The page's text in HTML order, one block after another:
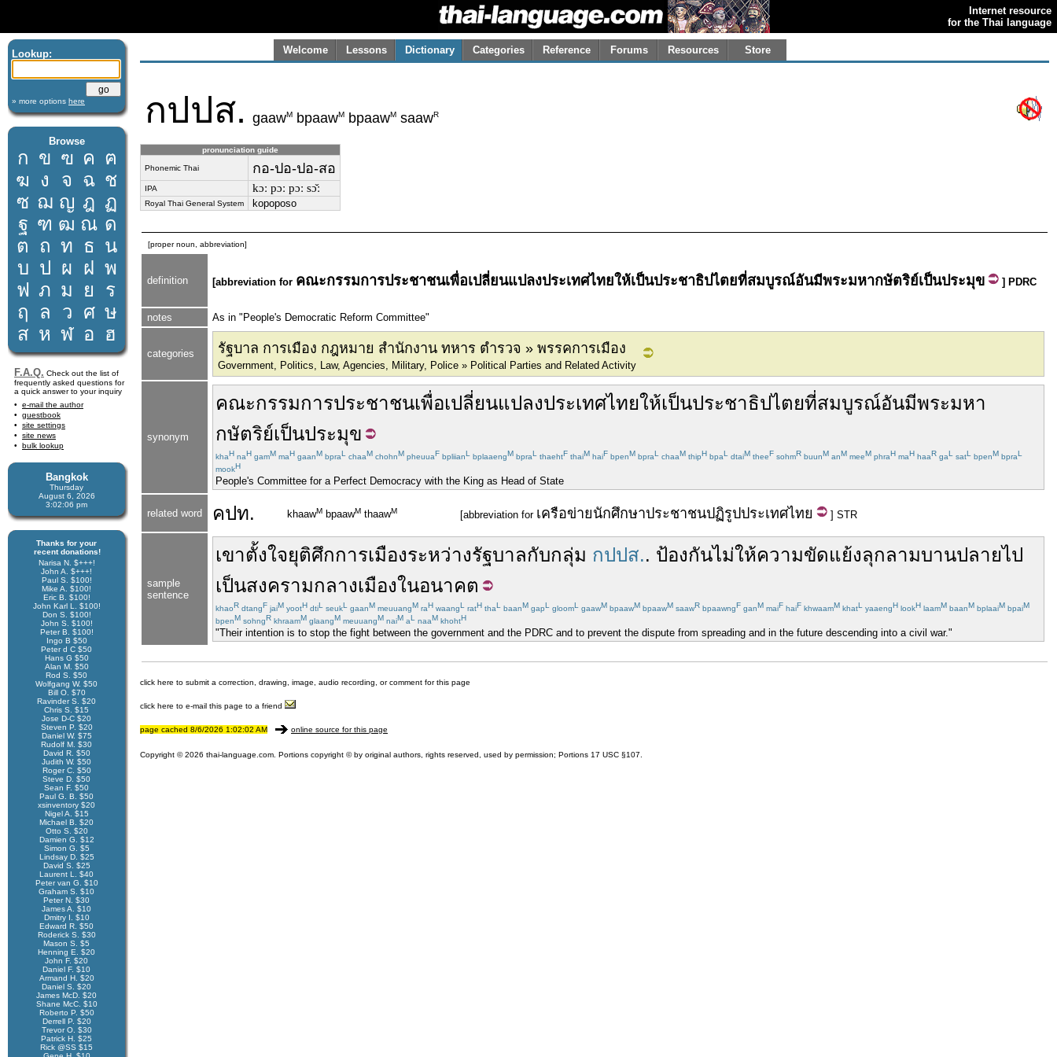
Internet resource
for the Thai language
Lookup:
» more options here
Browse
ก ข ฃ ค ฅ
ฆ ง จ ฉ ช
ซ ฌ ญ ฎ ฏ
ฐ ฑ ฒ ณ ด
ต ถ ท ธ น
บ ป ผ ฝ พ
ฟ ภ ม ย
ร
ฤ
ล ว ศ ษ
ส ห ฬ อ ฮ
F.A.Q. Check out the list of
frequently asked questions for
a quick answer to your inquiry
e-mail the author
guestbook
site settings
site news
bulk lookup
Bangkok
Thursday
August 6, 2026
3:02:06 pm
Thanks for your
recent donations!
Narisa N. $+++!
John A. $+++!
Paul S. $100!
Mike A. $100!
Eric B. $100!
John Karl L. $100!
Don S. $100!
John S. $100!
Peter B. $100!
Ingo B $50
Peter d C $50
Hans G $50
Alan M. $50
Rod S. $50
Wolfgang W. $50
Bill O. $70
Ravinder S. $20
Chris S. $15
Jose D-C $20
Steven P. $20
Daniel W. $75
Rudolf M. $30
David R. $50
Judith W. $50
Roger C. $50
Steve D. $50
Sean F. $50
Paul G. B. $50
xsinventory $20
Nigel A. $15
Michael B. $20
Otto S. $20
Damien G. $12
Simon G. $5
Lindsay D. $25
David S. $25
Laurent L. $40
Peter van G. $10
Graham S. $10
Peter N. $30
James A. $10
Dmitry I. $10
Edward R. $50
Roderick S. $30
Mason S. $5
Henning E. $20
John F. $20
Daniel F. $10
Armand H. $20
Daniel S. $20
James McD. $20
Shane McC. $10
Roberto P. $50
Derrell P. $20
Trevor O. $30
Patrick H. $25
Rick @SS $15
Welcome Lessons Dictionary Categories Reference Forums Resources Store
กปปส. gaawM bpaawM bpaawM saawR
pronunciation guide
Phonemic Thai กอ-ปอ-ปอ-สอ
IPA kɔː pɔː pɔː sɔ̌ː
Royal Thai General System kopoposo
[proper noun, abbreviation]
definition [abbreviation for คณะกรรมการประชาชนเพื่อเปลี่ยนแปลงประเทศไทยให้เป็นประชาธิปไตยที่สมบูรณ์อันมีพระมหากษัตริย์เป็นประมุข ] PDRC
notes As in "People's Democratic Reform Committee"
categories รัฐบาล การเมือง กฎหมาย สำนักงาน ทหาร ตำรวจ » พรรคการเมือง
Government, Politics, Law, Agencies, Military, Police » Political Parties and Related Activity
synonym
คณะกรรมการประชาชนเพื่อเปลี่ยนแปลงประเทศไทยให้เป็นประชาธิปไตยที่สมบูรณ์อันมีพระมหา
กษัตริย์เป็นประมุข
khaH naH gamM maH gaanM bpraL chaaM chohnM pheuuaF bpliianL bplaaengM bpraL thaehtF thaiM haiF bpenM bpraL chaaM thipH bpaL dtaiM theeF sohmR buunM anM meeM phraH maH haaR gaL satL bpenM bpraL
mookH
People's Committee for a Perfect Democracy with the King as Head of State
related word คปท. khaawM bpaawM thaawM [abbreviation for เครือข่ายนักศึกษาประชาชนปฏิรูปประเทศไทย ] STR
sample
sentence
เขาตั้งใจยุติศึกการเมืองระหว่างรัฐบาลกับกลุ่ม กปปส.. ป้องกันไม่ให้ความขัดแย้งลุกลามบานปลายไป
เป็นสงครามกลางเมืองในอนาคต
khaoR dtangF jaiM yootH dtiL seukL gaanM meuuangM raH waangL ratH thaL baanM gapL gloomL gaawM bpaawM bpaawM saawR bpaawngF ganM maiF haiF khwaamM khatL yaaengH lookH laamM baanM bplaaiM bpaiM
bpenM sohngR khraamM glaangM meuuangM naiM aL naaM khohtH
"Their intention is to stop the fight between the government and the PDRC and to prevent the dispute from spreading and in the future descending into a civil war."
click here to submit a correction, drawing, image, audio recording, or comment for this page
click here to e-mail this page to a friend
page cached 8/6/2026 1:02:02 AM online source for this page
Copyright © 2026 thai-language.com. Portions copyright © by original authors, rights reserved, used by permission; Portions 17 USC §107